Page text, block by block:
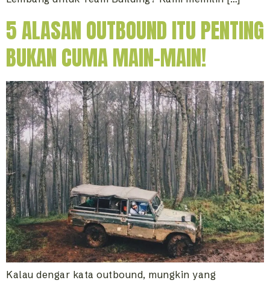
5 ALASAN OUTBOUND ITU PENTING
BUKAN CUMA MAIN-MAIN!
Kalau dengar kata outbound, mungkin yang